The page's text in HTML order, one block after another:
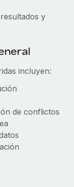
y
incluyen:
de conflictos